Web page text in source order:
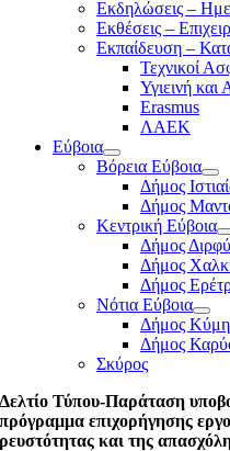
Εκδηλώσεις –
Εκθέσεις –
Εκπαίδευση –
Τεχνικοί
Υγιεινή
Erasmus
ΛΑΕΚ
Εύβοια
Βόρεια Εύβοια
Δήμος
Δήμος
Κεντρική Εύβοια
Δήμος
Δήμος
Δήμος
Νότια Εύβοια
Δήμος
Δήμος
Σκύρος
Δελτίο Τύπου-Παράταση
πρόγραμμα επιχορήγησης
ρευστότητας και της